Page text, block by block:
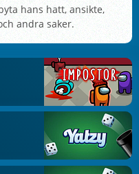
hans hatt, ansikte,
andra saker.